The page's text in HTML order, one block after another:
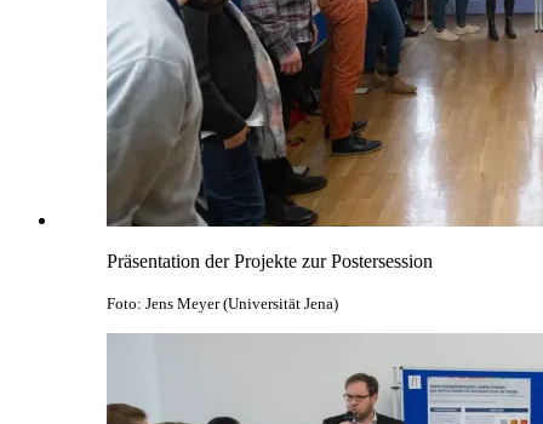
Präsentation der Projekte zur Postersession
Foto: Jens Meyer (Universität Jena)